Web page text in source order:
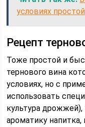
условиях
Рецепт
Тоже простой и
тернового вина
условиях, но с
использовать
культура
ароматику